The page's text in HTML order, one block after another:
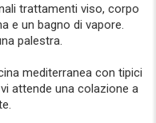
trattamenti viso, corpo
e un bagno di vapore.
palestra.
mediterranea con tipici
attende una colazione a